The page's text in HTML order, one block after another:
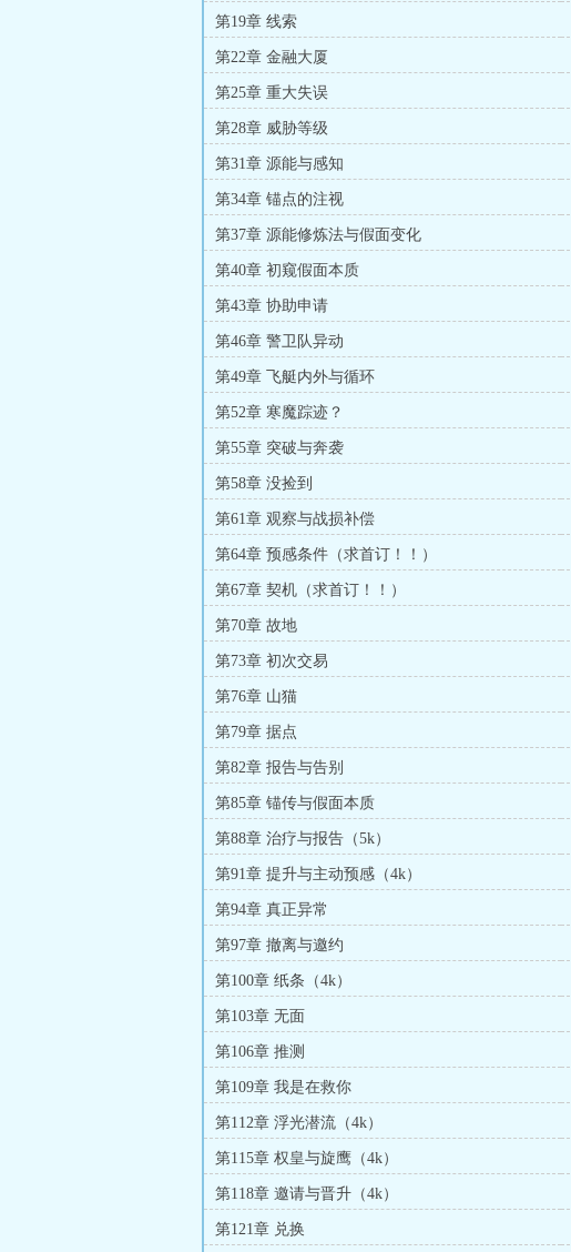
第19章 线索
第22章 金融大厦
第25章 重大失误
第28章 威胁等级
第31章 源能与感知
第34章 锚点的注视
第37章 源能修炼法与假面变化
第40章 初窥假面本质
第43章 协助申请
第46章 警卫队异动
第49章 飞艇内外与循环
第52章 寒魔踪迹？
第55章 突破与奔袭
第58章 没捡到
第61章 观察与战损补偿
第64章 预感条件（求首订！！）
第67章 契机（求首订！！）
第70章 故地
第73章 初次交易
第76章 山猫
第79章 据点
第82章 报告与告别
第85章 锚传与假面本质
第88章 治疗与报告（5k）
第91章 提升与主动预感（4k）
第94章 真正异常
第97章 撤离与邀约
第100章 纸条（4k）
第103章 无面
第106章 推测
第109章 我是在救你
第112章 浮光潜流（4k）
第115章 权皇与旋鹰（4k）
第118章 邀请与晋升（4k）
第121章 兑换